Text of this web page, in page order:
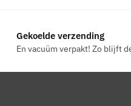
Gekoelde verzending
En vacuüm verpakt! Zo blijft